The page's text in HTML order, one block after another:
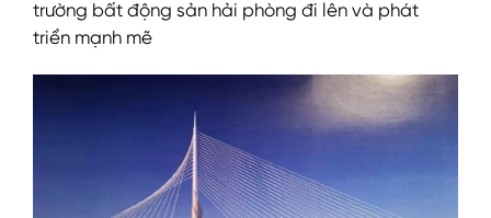
trường bất động sản hải phòng đi lên và phát
triển mạnh mẽ